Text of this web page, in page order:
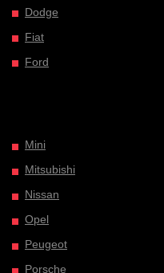
Dodge
Fiat
Ford
Mini
Mitsubishi
Nissan
Opel
Peugeot
Porsche